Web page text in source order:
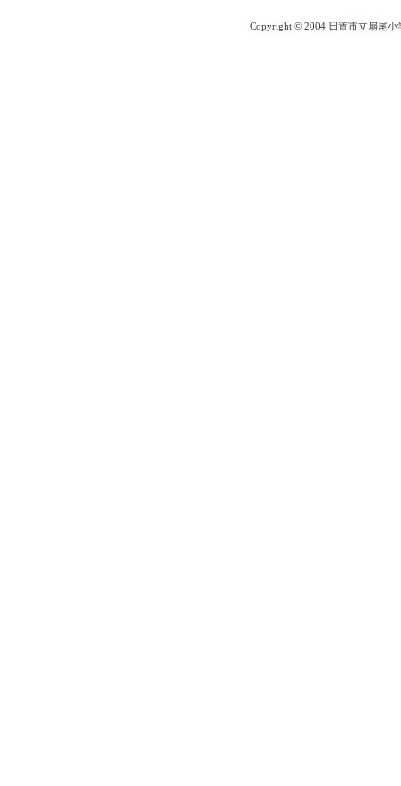
Copyright © 2004 日置市立扇尾